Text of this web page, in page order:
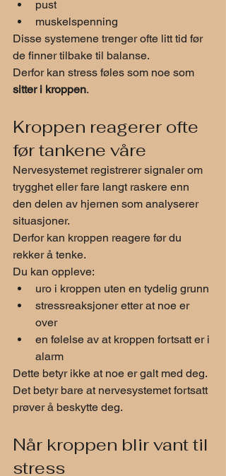
pust
muskelspenning
Disse systemene trenger ofte litt tid før
de finner tilbake til balanse.
Derfor kan stress føles som noe som
sitter i kroppen.
Kroppen reagerer ofte
før tankene våre
Nervesystemet registrerer signaler om
trygghet eller fare langt raskere enn
den delen av hjernen som analyserer
situasjoner.
Derfor kan kroppen reagere før du
rekker å tenke.
Du kan oppleve:
uro i kroppen uten en tydelig grunn
stressreaksjoner etter at noe er
over
en følelse av at kroppen fortsatt er i
alarm
Dette betyr ikke at noe er galt med deg.
Det betyr bare at nervesystemet fortsatt
prøver å beskytte deg.
Når kroppen blir vant til
stress